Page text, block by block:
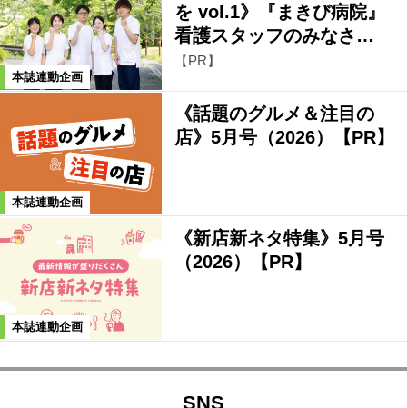
本誌連動企画
を vol.1》『まきび病院』
看護スタッフのみなさ…
【PR】
本誌連動企画
《話題のグルメ＆注目の
店》5月号（2026）【PR】
本誌連動企画
《新店新ネタ特集》5月号
（2026）【PR】
SNS